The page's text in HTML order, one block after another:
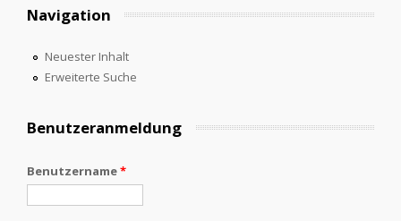
Navigation
Neuester Inhalt
Erweiterte Suche
Benutzeranmeldung
Benutzername*